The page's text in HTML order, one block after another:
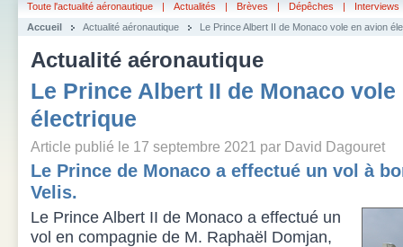
Toute l'actualité aéronautique | Actualités | Brèves | Dépêches |
Interviews
Accueil
Actualité aéronautique Le Prince Albert II de Monaco vole en avion
Actualité aéronautique
Le Prince Albert II de Monaco vole
électrique
Article publié le 17 septembre 2021 par David Dagouret
Le Prince de Monaco a effectué un vol à
Velis.
Le Prince Albert II de Monaco a effectué un
vol en compagnie de M. Raphaël Domjan,